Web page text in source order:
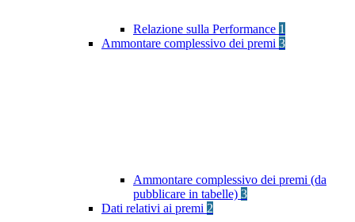
Relazione sulla Performance 1
Ammontare complessivo dei premi 3
Ammontare complessivo dei premi (da
pubblicare in tabelle) 3
Dati relativi ai premi 2